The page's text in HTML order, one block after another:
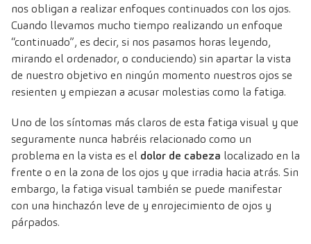
nos obligan a realizar enfoques continuados con los ojos.
Cuando llevamos mucho tiempo realizando un enfoque
“continuado”, es decir, si nos pasamos horas leyendo,
mirando el ordenador, o conduciendo) sin apartar la vista
de nuestro objetivo en ningún momento nuestros ojos se
resienten y empiezan a acusar molestias como la fatiga.
Uno de los síntomas más claros de esta fatiga visual y que
seguramente nunca habréis relacionado como un
problema en la vista es el dolor de cabeza localizado en la
frente o en la zona de los ojos y que irradia hacia atrás. Sin
embargo, la fatiga visual también se puede manifestar
con una hinchazón leve de y enrojecimiento de ojos y
párpados.